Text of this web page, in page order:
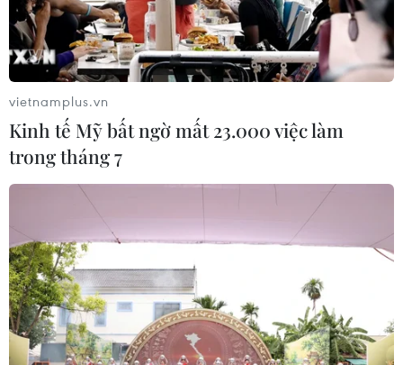
vietnamplus.vn
Kinh tế Mỹ bất ngờ mất 23.000 việc làm
trong tháng 7